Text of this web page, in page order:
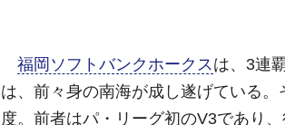
福岡ソフトバンクホークスは、3連
は、前々身の南海が成し遂げている
度。前者はパ・リーグ初のV3であり